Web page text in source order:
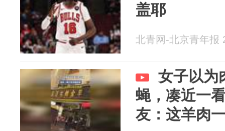
盖耶
北青网-北京青年报
女子以为
蝇，凑近一
友：这羊肉